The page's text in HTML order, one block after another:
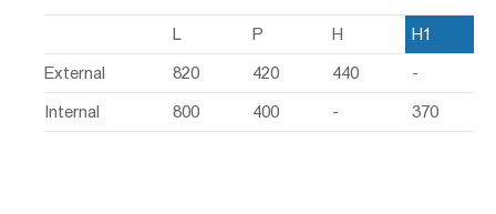
L P H H1
External 820 420 440 -
Internal 800 400 - 370